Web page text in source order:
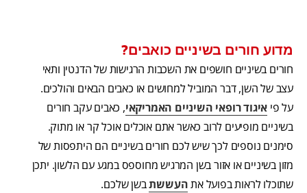
מדוע חורים בשיניים כואבים?
חורים בשיניים חושפים את השכבות הרגישות של הדנטין ותאי
עצב של השן, דבר המוביל למחושים או כאבים הבאים והולכים.
על פי איגוד רופאי השיניים האמריקאי, כאבים עקב חורים
בשיניים מופיעים לרוב כאשר אתם אוכלים אוכל קר או מתוק.
סימנים נוספים לכך שיש לכם חורים בשיניים הם היתפסות של
מזון בשיניים או אזור בשן המרגיש מחוספס במגע עם הלשון. יתכן
שתוכלו לראות בפועל אתהעששתבשן שלכם.